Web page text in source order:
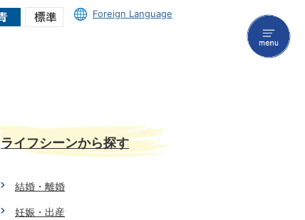
Foreign Language
ライフシーンから探す
結婚・離婚
妊娠・出産